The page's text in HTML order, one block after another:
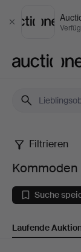
Schließen
bei
Filtrieren
Suche
Laufende